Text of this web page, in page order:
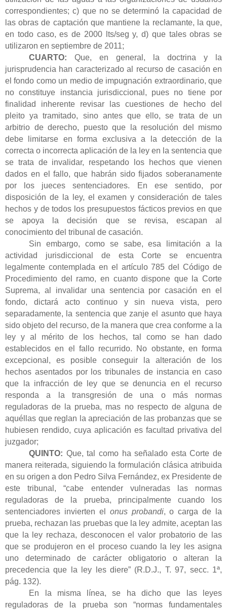
correspondientes; c) que no se determinó la capacidad de
las obras de captación que mantiene la reclamante, la que,
en todo caso, es de 2000 lts/seg y, d) que tales obras se
utilizaron en septiembre de 2011;
CUARTO:Que, en general, la doctrina y la
jurisprudencia han caracterizado al recurso de casación en
el fondo como un medio de impugnación extraordinario, que
no constituye instancia jurisdiccional, pues no tiene por
finalidad inherente revisar las cuestiones de hecho del
pleito ya tramitado, sino antes que ello, se trata de un
arbitrio de derecho, puesto que la resolución del mismo
debe limitarse en forma exclusiva a la detección de la
correcta o incorrecta aplicación de la ley en la sentencia que
se trata de invalidar, respetando los hechos que vienen
dados en el fallo, que habrán sido fijados soberanamente
por los jueces sentenciadores. En ese sentido, por
disposición de la ley, el examen y consideración de tales
hechos y de todos los presupuestos fácticos previos en que
se apoya la decisión que se revisa, escapan al
conocimiento del tribunal de casación.
Sin embargo, como se sabe, esa limitación a la
actividad jurisdiccional de esta Corte se encuentra
legalmente contemplada en el artículo 785 del Código de
Procedimiento del ramo, en cuanto dispone que la Corte
Suprema, al invalidar una sentencia por casación en el
fondo, dictará acto continuo y sin nueva vista, pero
separadamente, la sentencia que zanje el asunto que haya
sido objeto del recurso, de la manera que crea conforme a la
ley y al mérito de los hechos, tal como se han dado
establecidos en el fallo recurrido. No obstante, en forma
excepcional, es posible conseguir la alteración de los
hechos asentados por los tribunales de instancia en caso
que la infracción de ley que se denuncia en el recurso
responda a la transgresión de una o más normas
reguladoras de la prueba, mas no respecto de alguna de
aquéllas que reglan la apreciación de las probanzas que se
hubiesen rendido, cuya aplicación es facultad privativa del
juzgador;
QUINTO: Que, tal como ha señalado esta Corte de
manera reiterada, siguiendo la formulación clásica atribuida
en su origen a don Pedro Silva Fernández, ex Presidente de
este tribunal, “cabe entender vulneradas las normas
reguladoras de la prueba, principalmente cuando los
sentenciadores invierten el onus probandi, o carga de la
prueba, rechazan las pruebas que la ley admite, aceptan las
que la ley rechaza, desconocen el valor probatorio de las
que se produjeron en el proceso cuando la ley les asigna
uno determinado de carácter obligatorio o alteran la
precedencia que la ley les diere” (R.D.J., T. 97, secc. 1ª,
pág. 132).
En la misma línea, se ha dicho que las leyes
reguladoras de la prueba son “normas fundamentales